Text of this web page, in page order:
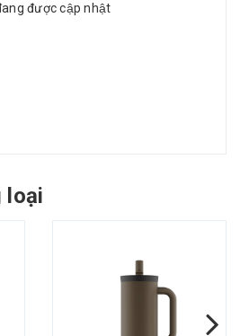
được cập nhật
loại